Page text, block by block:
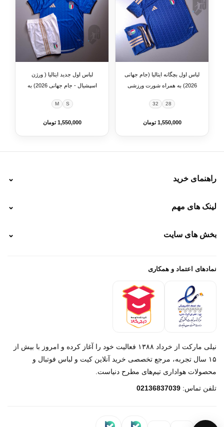
لباس اول بچگانه ایتالیا (جام جهانی
2026) به همراه شورت ورزشی
28
32
1,550,000 تومان
لباس اول جدید ایتالیا ( ورژن
اسپشیال - جام جهانی 2026) به
S
M
1,550,000 تومان
راهنمای خرید ⌄
نحوه پرداخت
راهنمای سفارش
لینک های مهم ⌄
رهگیری تیپاکس
خرید لباس جدید بارسلونا 2025/2026
بخش های سایت ⌄
پرداخت باز
تماس با ما
نمادهای اعتماد و همکاری
نیلی مارکت از خرداد ۱۳۸۸ فعالیت خود را آغاز کرده و امروز با بیش از
۱۵ سال تجربه، مرجع تخصصی خرید آنلاین کیت و لباس فوتبال و
محصولات هواداری تیم‌های مطرح دنیاست.
تلفن تماس: 02136837039
پشتیبانی روبیکا‌
پشتیبانی بله